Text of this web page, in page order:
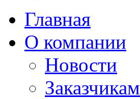
Главная
О компании
Новости
Заказчикам